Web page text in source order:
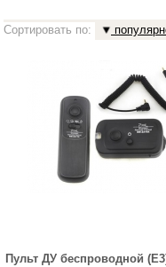
Сортировать по:
Пульт ДУ беспроводной